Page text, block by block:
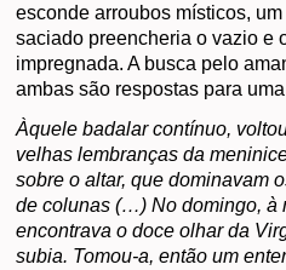
esconde arroubos místicos,
saciado preencheria o vazio e
impregnada. A busca pelo
ambas são respostas para
Àquele badalar contínuo,
velhas lembranças da
sobre o altar, que dominavam
de colunas (…) No domingo, à
encontrava o doce olhar da
subia. Tomou-a, então um